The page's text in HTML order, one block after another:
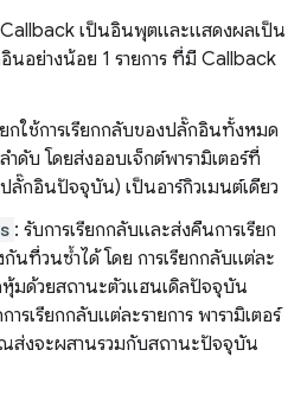
เป็นอินพุตและแสดงผลเป็น
นอย่างน้อย 1 รายการ ที่มี Callback
ยกใช้การเรียกกลับของปลั๊กอินทั้งหมด
ดับ โดยส่งออบเจ็กต์พารามิเตอร์ที่
ลั๊กอินปัจจุบัน) เป็นอาร์กิวเมนต์เดียว
: รับการเรียกกลับและส่งคืนการเรียก
ที่วนซ้ำได้ โดย การเรียกกลับแต่ละ
หุ้มด้วยสถานะตัวแฮนเดิลปัจจุบัน
รเรียกกลับแต่ละรายการ พารามิเตอร์
ส่งจะผสานรวมกับสถานะปัจจุบัน